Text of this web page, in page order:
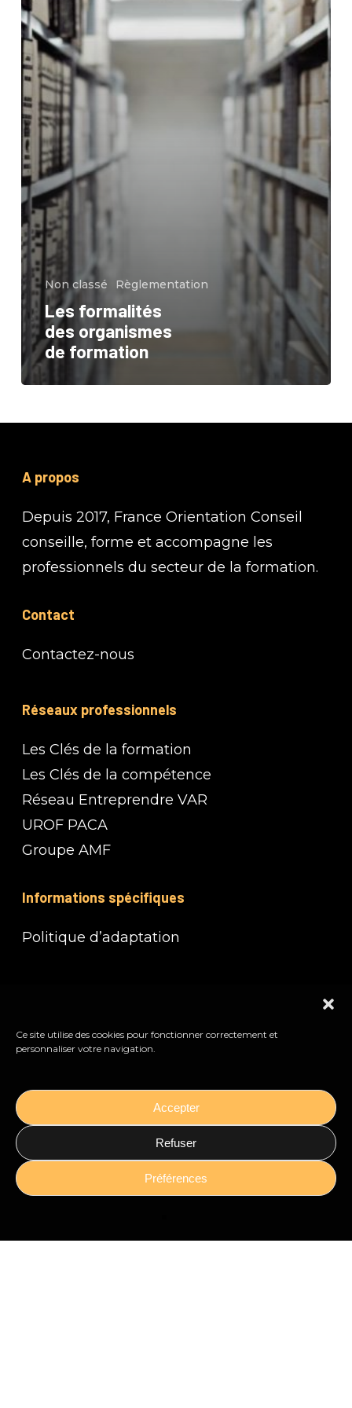
Ce site utilise des cookies pour fonctionner correctement et
personnaliser votre navigation.
Accepter
Refuser
Préférences
Non classé Règlementation
Les formalités
des organismes
de formation
A propos
Depuis 2017, France Orientation Conseil
conseille, forme et accompagne les
professionnels du secteur de la formation.
Contact
Contactez-nous
Réseaux professionnels
Les Clés de la formation
Les Clés de la compétence
Réseau Entreprendre VAR
UROF PACA
Groupe AMF
Informations spécifiques
Politique d’adaptation
CGV
Statistiques
La VAE
Pour les titres professionnels